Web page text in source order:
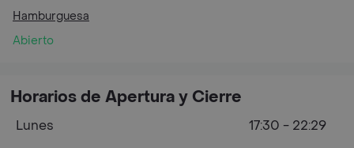
Hamburguesa
Abierto
Horarios de Apertura y Cierre
Lunes
17:30 - 22:29